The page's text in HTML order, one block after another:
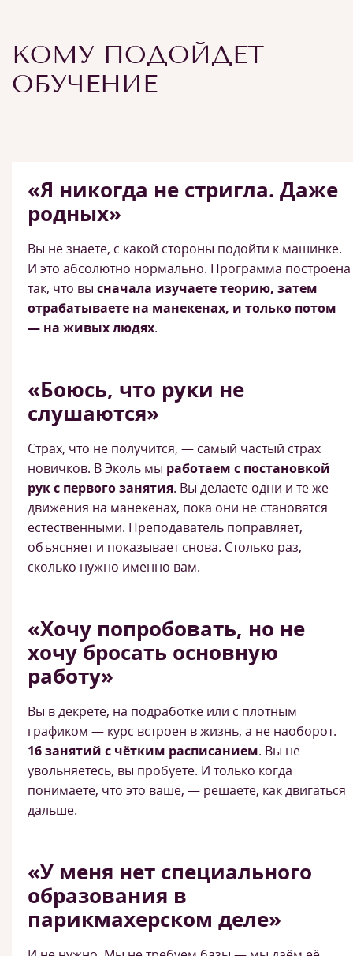
КОМУ ПОДОЙДЕТ
ОБУЧЕНИЕ
«Я никогда не стригла. Даже
родных»
Вы не знаете, с какой стороны подойти к машинке.
И это абсолютно нормально. Программа построена
так, что вы сначала изучаете теорию, затем
отрабатываете на манекенах, и только потом
— на живых людях.
«Боюсь, что руки не
слушаются»
Страх, что не получится, — самый частый страх
новичков. В Эколь мы работаем с постановкой
рук с первого занятия. Вы делаете одни и те же
движения на манекенах, пока они не становятся
естественными. Преподаватель поправляет,
объясняет и показывает снова. Столько раз,
сколько нужно именно вам.
«Хочу попробовать, но не
хочу бросать основную
работу»
Вы в декрете, на подработке или с плотным
графиком — курс встроен в жизнь, а не наоборот.
16 занятий с чётким расписанием. Вы не
увольняетесь, вы пробуете. И только когда
понимаете, что это ваше, — решаете, как двигаться
дальше.
«У меня нет специального
образования в
парикмахерском деле»